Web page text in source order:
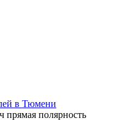
в Тюмени
прямая полярность